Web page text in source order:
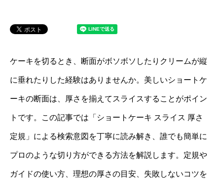
ケーキを切るとき、断面がボソボソしたりクリームが縦
に垂れたりした経験はありませんか。美しいショートケ
ーキの断面は、厚さを揃えてスライスすることがポイン
トです。この記事では「ショートケーキ スライス 厚さ
定規」による検索意図を丁寧に読み解き、誰でも簡単に
プロのような切り方ができる方法を解説します。定規や
ガイドの使い方、理想の厚さの目安、失敗しないコツを